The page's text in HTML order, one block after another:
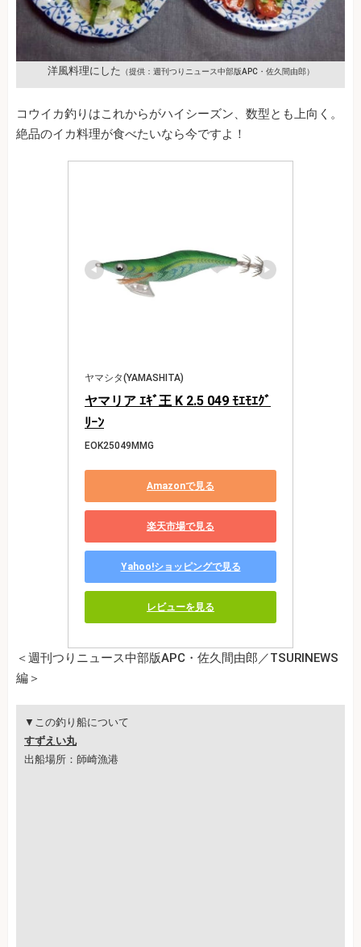
洋風料理にした （提供：週刊つりニュース中部版APC・佐久間由郎）
コウイカ釣りはこれからがハイシーズン、数型とも上向く。
絶品のイカ料理が食べたいなら今ですよ！
ヤマシタ(YAMASHITA)
ヤマリア ｴｷﾞ王 K 2.5 049 ﾓｴﾓｴｸﾞ
ﾘｰﾝ
EOK25049MMG
Amazonで見る
楽天市場で見る
Yahoo!ショッピングで見る
レビューを見る
＜週刊つりニュース中部版APC・佐久間由郎／TSURINEWS
編＞
▼この釣り船について
すずえい丸
出船場所：師崎漁港